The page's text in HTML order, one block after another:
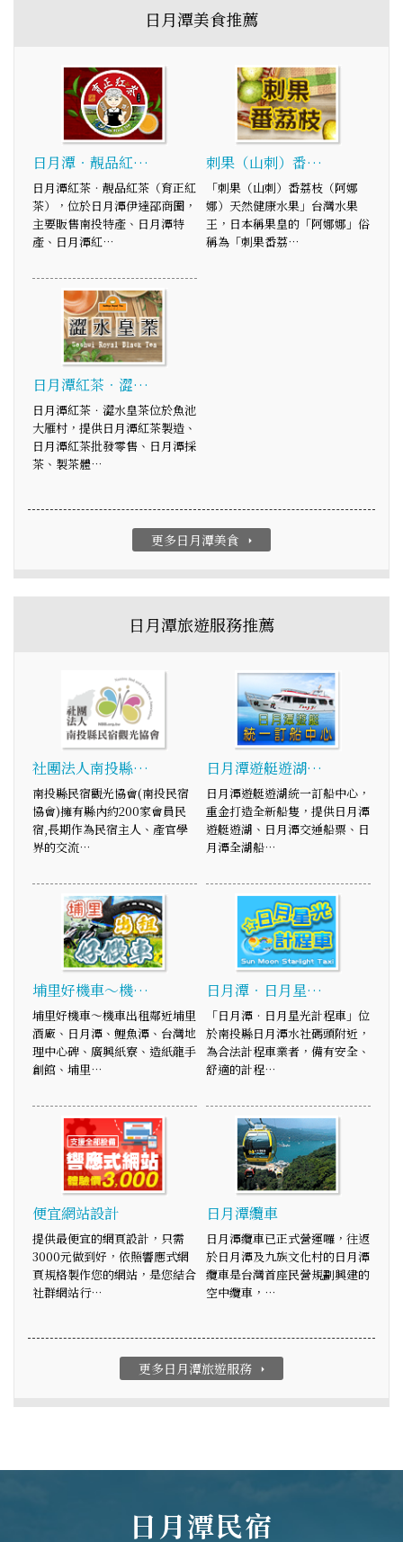
日月潭美食推薦
日月潭‧靚品紅…
日月潭紅茶‧靚品紅茶（育正紅
茶），位於日月潭伊達邵商圈，
主要販售南投特產、日月潭特
產、日月潭紅…
刺果（山刺）番…
「刺果（山刺）番荔枝（阿娜
娜）天然健康水果」台灣水果
王，日本稱果皇的「阿娜娜」俗
稱為「刺果番荔…
日月潭紅茶．澀…
日月潭紅茶．澀水皇茶位於魚池
大雁村，提供日月潭紅茶製造、
日月潭紅茶批發零售、日月潭採
茶、製茶體…
更多日月潭美食 arrow_right
日月潭旅遊服務推薦
社團法人南投縣…
南投縣民宿觀光協會(南投民宿
協會)擁有縣內約200家會員民
宿,長期作為民宿主人、產官學
界的交流…
日月潭遊艇遊湖…
日月潭遊艇遊湖統一訂船中心，
重金打造全新船隻，提供日月潭
遊艇遊湖、日月潭交通船票、日
月潭全湖船…
埔里好機車～機…
埔里好機車～機車出租鄰近埔里
酒廠、日月潭、鯉魚潭、台灣地
理中心碑、廣興紙寮、造紙龍手
創館、埔里…
日月潭‧日月星…
「日月潭‧日月星光計程車」位
於南投縣日月潭水社碼頭附近，
為合法計程車業者，備有安全、
舒適的計程…
便宜網站設計
提供最便宜的網頁設計，只需
3000元做到好，依照響應式網
頁規格製作您的網站，是您結合
社群網站行…
日月潭纜車
日月潭纜車已正式營運囉，往返
於日月潭及九族文化村的日月潭
纜車是台灣首座民營規劃興建的
空中纜車，…
更多日月潭旅遊服務 arrow_right
日月潭民宿